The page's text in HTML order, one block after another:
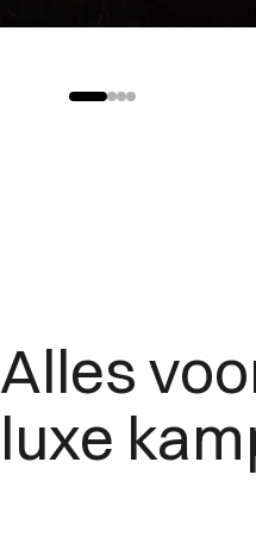
Alles
luxe